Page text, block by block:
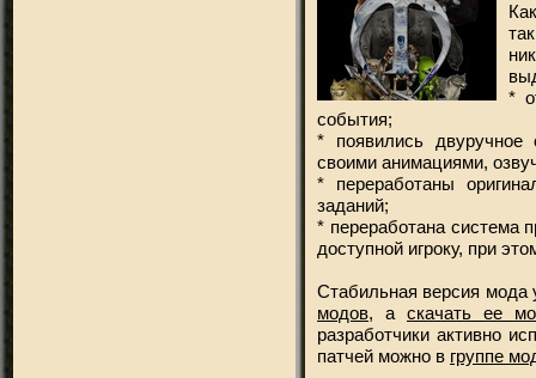
*
события;
* появились
своими анимациями,
* переработаны
заданий;
* переработана система
доступной игроку, при
Стабильная версия мода
модов, а скачать ее
разработчики активно
патчей можно в группе